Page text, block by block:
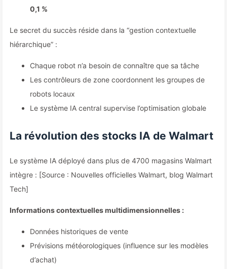
0,1 %
Le secret du succès réside dans la “gestion contextuelle
hiérarchique” :
Chaque robot n’a besoin de connaître que sa tâche
Les contrôleurs de zone coordonnent les groupes de
robots locaux
Le système IA central supervise l’optimisation globale
La révolution des stocks IA de Walmart
Le système IA déployé dans plus de 4700 magasins Walmart
intègre : [Source : Nouvelles officielles Walmart, blog Walmart
Tech]
Informations contextuelles multidimensionnelles :
Données historiques de vente
Prévisions météorologiques (influence sur les modèles
d’achat)